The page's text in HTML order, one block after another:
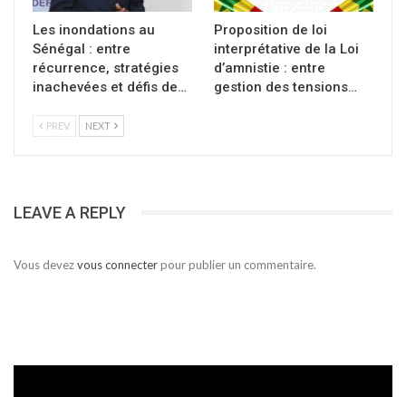
Les inondations au
Sénégal : entre
récurrence, stratégies
inachevées et défis de…
Proposition de loi
interprétative de la Loi
d’amnistie : entre
gestion des tensions…
PREV NEXT
LEAVE A REPLY
Vous devezvous connecterpour publier un commentaire.